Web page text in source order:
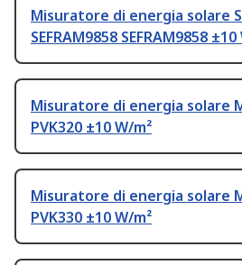
Misuratore di energia solare
SEFRAM9858 SEFRAM9858
Misuratore di energia solare
PVK320 ±10 W/m²
Misuratore di energia solare
PVK330 ±10 W/m²